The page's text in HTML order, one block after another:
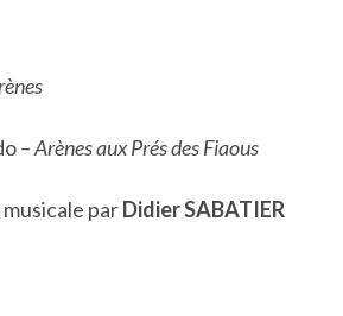
–Arènes aux Prés des Fiaous
parDidier SABATIER